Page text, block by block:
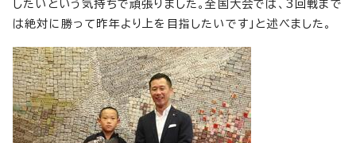
したいという気持ちで頑張りました。全国大会では、3回戦まで
は絶対に勝って昨年より上を目指したいです」と述べました。